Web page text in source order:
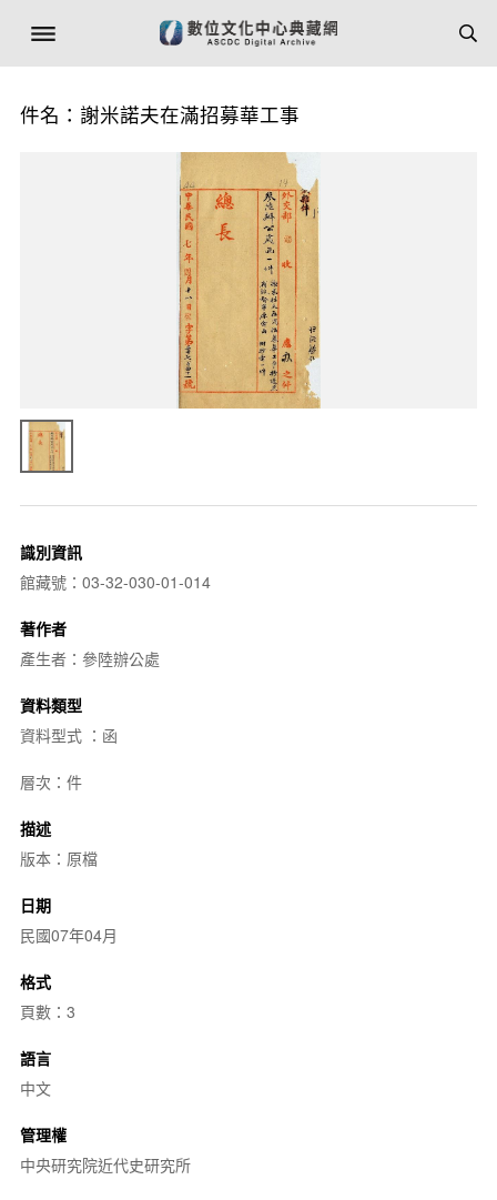
件名：謝米諾夫在滿招募華工事
識別資訊
館藏號：03-32-030-01-014
著作者
產生者：參陸辦公處
資料類型
資料型式 ：函
層次：件
描述
版本：原檔
日期
民國07年04月
格式
頁數：3
語言
中文
管理權
中央研究院近代史研究所